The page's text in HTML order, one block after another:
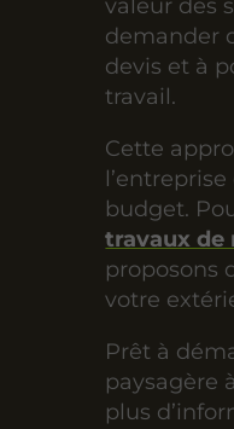
valeur des
demander
devis et à
travail.
Cette
budget.
travaux de
proposons
votre
Prêt à
paysagère
plus